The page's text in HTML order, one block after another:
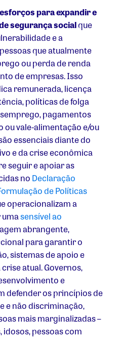
para expandir e
segurança socialque
e a
que atualmente
ou perda de renda
de empresas. Isso
remunerada, licença
políticas de folga
pagamentos
ou vale-alimentação e/ou
essenciais diante do
e da crise econômica
seguir e apoiar as
no Declaração
de Políticas
operacionalizam a
umasensível ao
abrangente,
para garantir o
sistemas de apoio e
atual. Governos,
e
defender os princípios de
e não discriminação,
mais marginalizadas –
idosos, pessoas com